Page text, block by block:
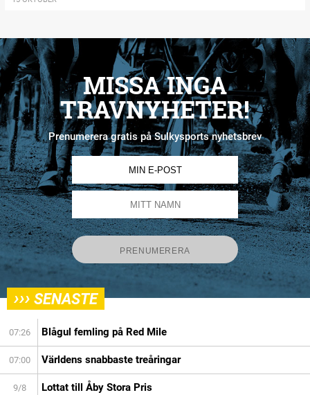
MISSA INGA
TRAVNYHETER!
Prenumerera gratis på Sulkysports nyhetsbrev
››› SENASTE
07:26 Blågul femling på Red Mile
07:00 Världens snabbaste treåringar
9/8 Lottat till Åby Stora Pris